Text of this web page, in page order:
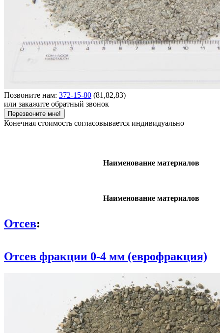
Позвоните нам: 372-15-80 (81,82,83)
или закажите обратный звонок
Перезвоните мне!
Конечная стоимость согласовывается индивидуально
Наименование материалов
Наименование материалов
Отсев:
Отсев фракции 0-4 мм (еврофракция)